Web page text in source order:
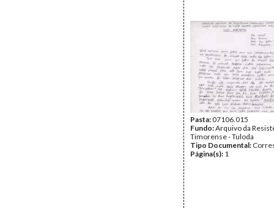
Pasta:07106.015
Fundo:Arquivo da
Timorense - Tuloda
Tipo Documental:
Página(s): 1